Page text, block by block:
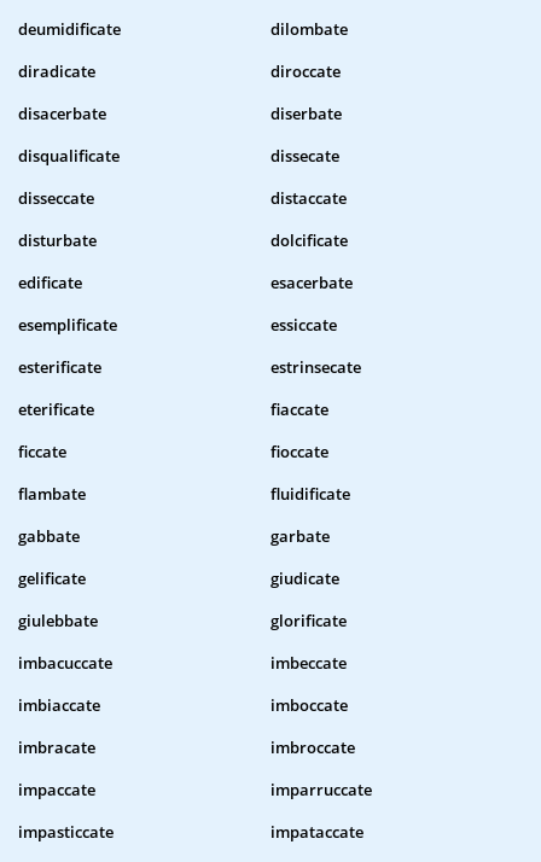
deumidificate
dilombate
diradicate
diroccate
disacerbate
diserbate
disqualificate
dissecate
disseccate
distaccate
disturbate
dolcificate
edificate
esacerbate
esemplificate
essiccate
esterificate
estrinsecate
eterificate
fiaccate
ficcate
fioccate
flambate
fluidificate
gabbate
garbate
gelificate
giudicate
giulebbate
glorificate
imbacuccate
imbeccate
imbiaccate
imboccate
imbracate
imbroccate
impaccate
imparruccate
impasticcate
impataccate